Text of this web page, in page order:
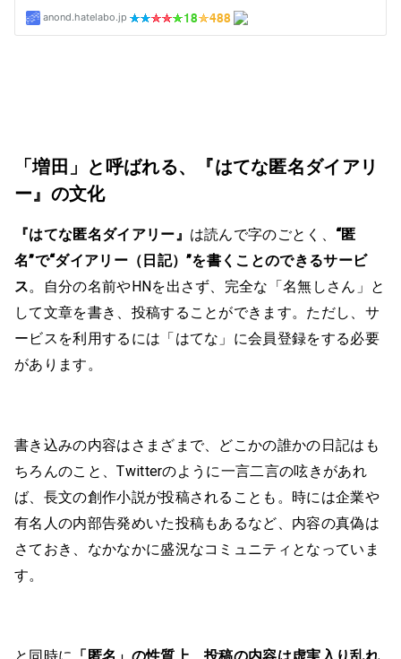
「増田」と呼ばれる、『はてな匿名ダイアリ
ー』の文化
『はてな匿名ダイアリー』 は読んで字のごとく、 “匿
名”で“ダイアリー（日記）”を書くことのできるサービ
ス。自分の名前やHNを出さず、完全な「名無しさん」と
して文章を書き、投稿することができます。ただし、サ
ービスを利用するには「はてな」に会員登録をする必要
があります。
書き込みの内容はさまざまで、どこかの誰かの日記はも
ちろんのこと、Twitterのように一言二言の呟きがあれ
ば、長文の創作小説が投稿されることも。時には企業や
有名人の内部告発めいた投稿もあるなど、内容の真偽は
さておき、なかなかに盛況なコミュニティとなっていま
す。
と同時に 「匿名」の性質上、投稿の内容は虚実入り乱れ